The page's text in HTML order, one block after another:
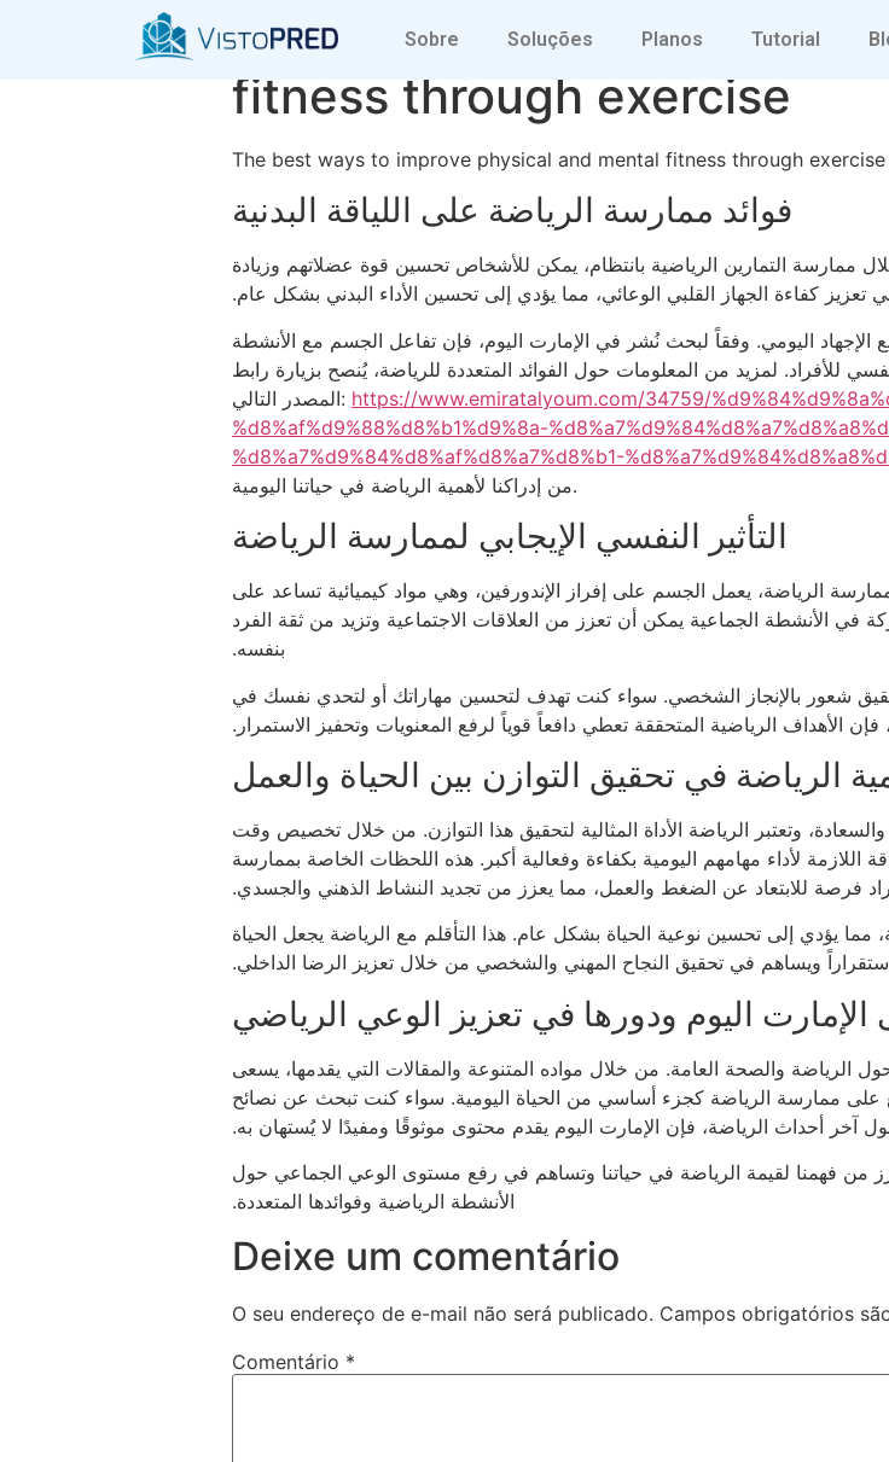
Sobre Soluções Planos Tutorial
The best ways to improve
fitness through exercise
The best ways to improve physical and mental fitness through exercise
فوائد ممارسة الرياضة على اللياقة البدنية
ممارسة التمارين الرياضية بانتظام، يمكن للأشخاص تحسين قوة عضلاتهم وزيادة
كفاءة الجهاز القلبي الوعائي، مما يؤدي إلى تحسين الأداء البدني بشكل عام.‏
اليومي. وفقاً لبحث نُشر في الإمارت اليوم، فإن تفاعل الجسم مع الأنشطة
للأفراد. لمزيد من المعلومات حول الفوائد المتعددة للرياضة، يُنصح بزيارة رابط
المصدر التالي: https://www.emiratalyoum.com/34759/
%d8%af%d9%88%d8%b1%d9%8a-
%d8%a7%d9%84%d8%af%d8%a7%d8%b1-
من إدراكنا لأهمية الرياضة في حياتنا اليومية.
التأثير النفسي الإيجابي لممارسة الرياضة
الرياضة، يعمل الجسم على إفراز الإندورفين، وهي مواد كيميائية تساعد على
في الأنشطة الجماعية يمكن أن تعزز من العلاقات الاجتماعية وتزيد من ثقة الفرد
بنفسه.‏
تحقيق شعور بالإنجاز الشخصي. سواء كنت تهدف لتحسين مهاراتك أو لتحدي نفسك في
الأهداف الرياضية المتحققة تعطي دافعاً قوياً لرفع المعنويات وتحفيز الاستمرار.‏
الرياضة في تحقيق التوازن بين الحياة والعمل
وتعتبر الرياضة الأداة المثالية لتحقيق هذا التوازن. من خلال تخصيص وقت
لأداء مهامهم اليومية بكفاءة وفعالية أكبر. هذه اللحظات الخاصة بممارسة
فرصة للابتعاد عن الضغط والعمل، مما يعزز من تجديد النشاط الذهني والجسدي.‏
مما يؤدي إلى تحسين نوعية الحياة بشكل عام. هذا التأقلم مع الرياضة يجعل الحياة
ويساهم في تحقيق النجاح المهني والشخصي من خلال تعزيز الرضا الداخلي.‏
اليوم ودورها في تعزيز الوعي الرياضي
الرياضة والصحة العامة. من خلال مواده المتنوعة والمقالات التي يقدمها، يسعى
على ممارسة الرياضة كجزء أساسي من الحياة اليومية. سواء كنت تبحث عن نصائح
آخر أحداث الرياضة، فإن الإمارت اليوم يقدم محتوى موثوقًا ومفيدًا لا يُستهان به.‏
تعزز من فهمنا لقيمة الرياضة في حياتنا وتساهم في رفع مستوى الوعي الجماعي حول
الأنشطة الرياضية وفوائدها المتعددة.‏
Deixe um comentário
O seu endereço de e-mail não será publicado. Campos obrigatórios
Comentário *